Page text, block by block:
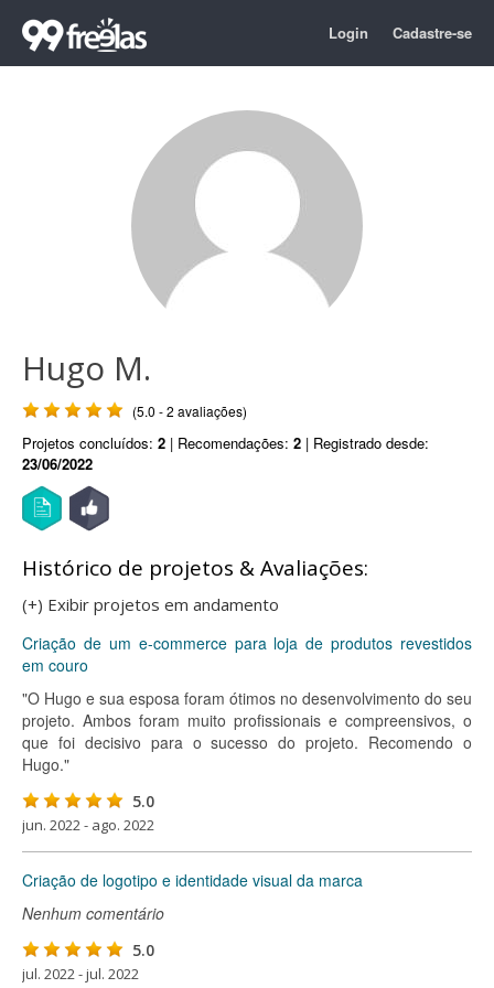
Login Cadastre-se
Hugo M.
(5.0 - 2 avaliações)
Projetos concluídos: 2 | Recomendações: 2 | Registrado desde:
23/06/2022
Histórico de projetos & Avaliações:
(+) Exibir projetos em andamento
Criação de um e-commerce para loja de produtos revestidos
em couro
"O Hugo e sua esposa foram ótimos no desenvolvimento do seu
projeto. Ambos foram muito profissionais e compreensivos, o
que foi decisivo para o sucesso do projeto. Recomendo o
Hugo."
5.0
jun. 2022 - ago. 2022
Criação de logotipo e identidade visual da marca
Nenhum comentário
5.0
jul. 2022 - jul. 2022